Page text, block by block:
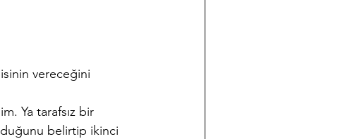
vereceğini
Ya tarafsız bir
belirtip ikinci